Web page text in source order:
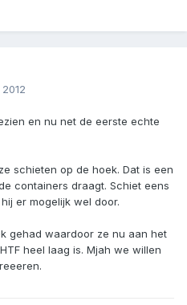
en nu net de eerste echte
schieten op de hoek. Dat is een
containers draagt. Schiet eens
er mogelijk wel door.
gehad waardoor ze nu aan het
heel laag is. Mjah we willen